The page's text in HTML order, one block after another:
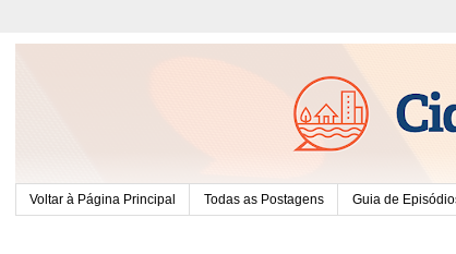
Voltar à Página Principal Todas as Postagens Guia de